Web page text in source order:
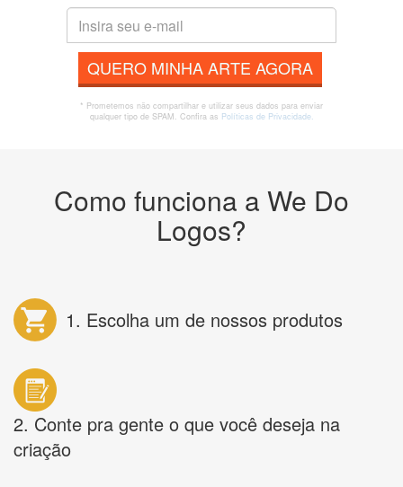
QUERO MINHA ARTE AGORA
* Prometemos não compartilhar e utilizar seus dados para enviar
qualquer tipo de SPAM. Confira as Políticas de Privacidade.
Como funciona a We Do
Logos?
1. Escolha um de nossos produtos
2. Conte pra gente o que você deseja na
criação